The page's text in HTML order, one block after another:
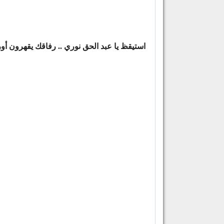
استيقظ يا عبد الحق نوري .. رفاقك يقهرون